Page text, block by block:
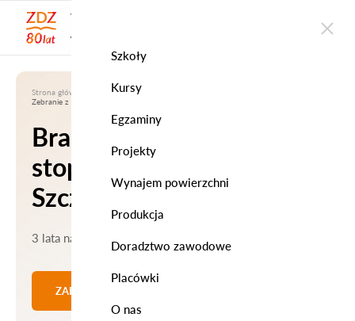
WOJEWÓDZKI ZAKŁAD
w Szczecinie
Szkoły
Kursy
Egzaminy
Projekty
Wynajem powierzchni
Produkcja
Doradztwo zawodowe
Placówki
O nas
Strona główna Szkoły|Branżowa Szkoła I stopnia WZDZ w Szczecinie
Zebranie z rodzicami
Branżowa Szkoła I
stopnia WZDZ w
Szczecinie
3 lata nauki w systemie stacjonarnym
ZAPISZ SIĘ ONLINE